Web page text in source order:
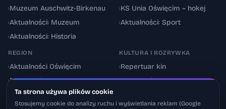
›Muzeum Auschwitz-Birkenau
›Aktualności: Muzeum
›Aktualności: Historia
›KS Unia Oświęcim – hokej
›Aktualności: Sport
REGION
›Aktualności Oświęcim
›Powiat oświęcimski
Utrudnienia drogowe
KULTURA I ROZRYWKA
›Repertuar kin
›Aktualności: Kultura
Ta strona używa plików cookie
Stosujemy cookie do analizy ruchu i wyświetlania reklam (Google